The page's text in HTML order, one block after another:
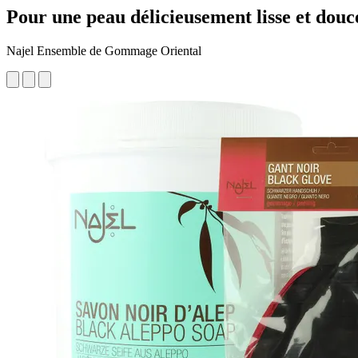
Pour une peau délicieusement lisse et
Najel Ensemble de Gommage Oriental